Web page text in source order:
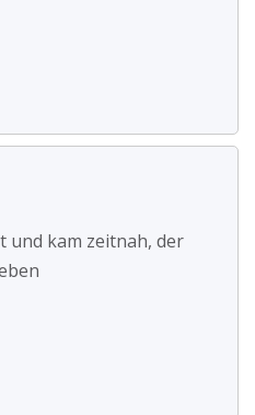
und kam zeitnah, der